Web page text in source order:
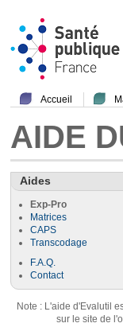
Accueil
AIDE
Aides
Exp-Pro
Matrices
CAPS
Transcodage
F.A.Q.
Contact
Note : L'aide d'Evalutil
sur le site de